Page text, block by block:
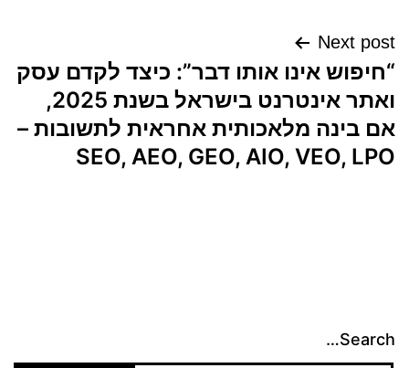
Next post
“חיפוש אינו אותו דבר”: כיצד לקדם עסק
ואתר אינטרנט בישראל בשנת 2025,
אם בינה מלאכותית אחראית לתשובות –
SEO, AEO, GEO, AIO, VEO, LPO
Search…